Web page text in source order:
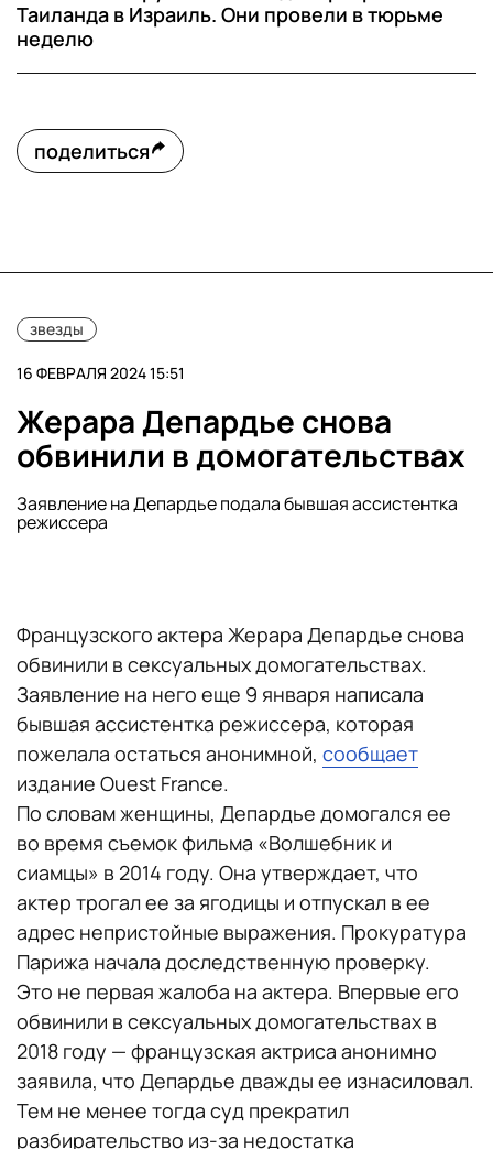
Таиланда в Израиль. Они провели в тюрьме
неделю
поделиться
звезды
16 ФЕВРАЛЯ 2024 15:51
Жерара Депардье снова
обвинили в домогательствах
Заявление на Депардье подала бывшая ассистентка
режиссера
Французского актера Жерара Депардье снова
обвинили в сексуальных домогательствах.
Заявление на него еще 9 января написала
бывшая ассистентка режиссера, которая
пожелала остаться анонимной, сообщает
издание Ouest France.
По словам женщины, Депардье домогался ее
во время съемок фильма «Волшебник и
сиамцы» в 2014 году. Она утверждает, что
актер трогал ее за ягодицы и отпускал в ее
адрес непристойные выражения. Прокуратура
Парижа начала доследственную проверку.
Это не первая жалоба на актера. Впервые его
обвинили в сексуальных домогательствах в
2018 году — французская актриса анонимно
заявила, что Депардье дважды ее изнасиловал.
Тем не менее тогда суд прекратил
разбирательство из-за недостатка